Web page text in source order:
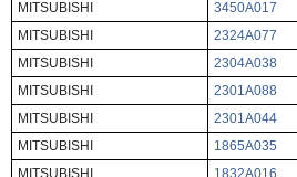
MITSUBISHI
3450A017
MITSUBISHI
2324A077
MITSUBISHI
2304A038
MITSUBISHI
2301A088
MITSUBISHI
2301A044
MITSUBISHI
1865A035
MITSUBISHI
1832A016